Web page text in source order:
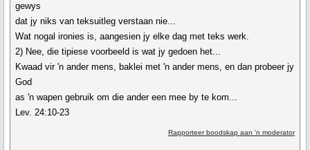
gewys
dat jy niks van teksuitleg verstaan nie...
Wat nogal ironies is, aangesien jy elke dag met teks werk.
2) Nee, die tipiese voorbeeld is wat jy gedoen het...
Kwaad vir 'n ander mens, baklei met 'n ander mens, en dan probeer jy
God
as 'n wapen gebruik om die ander een mee by te kom...
Lev. 24:10-23
Rapporteer boodskap aan 'n moderator